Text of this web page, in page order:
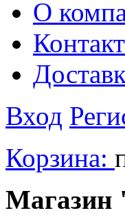
О
Вход
Корзина:
Магазин